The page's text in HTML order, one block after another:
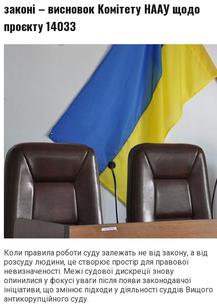
законі – висновок Комітету НААУ щодо
проєкту 14033
Коли правила роботи суду залежать не від закону, а від
розсуду людини, це створює простір для правової
невизначеності. Межі судової дискреції знову
опинилися у фокусі уваги після появи законодавчої
ініціативи, що змінює підходи у діяльності суддів Вищого
антикорупційного суду.